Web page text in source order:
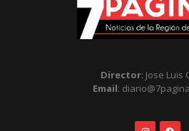
Director: Jose Luis
Email: